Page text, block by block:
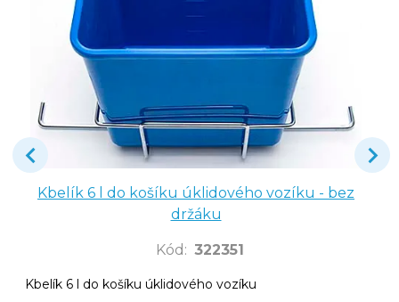
Kbelík 6 l do košíku úklidového vozíku - bez
držáku
Kód : 322351
Kbelík 6 l do košíku úklidového vozíku